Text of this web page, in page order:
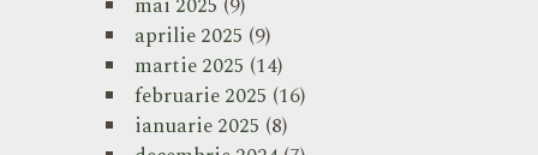
aprilie 2025 (9)
martie 2025 (14)
februarie 2025 (16)
ianuarie 2025 (8)